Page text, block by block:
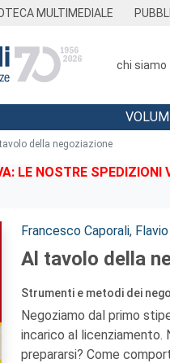
MULTIMEDIALE
chi siamo
della negoziazione
LE NOSTRE
Autori:
Francesco Caporali,
Al tavolo della
Strumenti e metodi dei
Negoziamo dal primo
incarico al
prepararsi? Come